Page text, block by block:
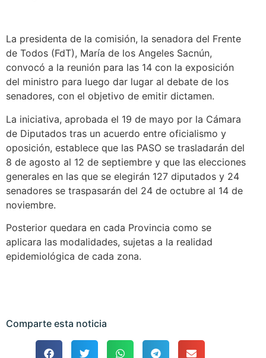
La presidenta de la comisión, la senadora del Frente
de Todos (FdT), María de los Angeles Sacnún,
convocó a la reunión para las 14 con la exposición
del ministro para luego dar lugar al debate de los
senadores, con el objetivo de emitir dictamen.
La iniciativa, aprobada el 19 de mayo por la Cámara
de Diputados tras un acuerdo entre oficialismo y
oposición, establece que las PASO se trasladarán del
8 de agosto al 12 de septiembre y que las elecciones
generales en las que se elegirán 127 diputados y 24
senadores se traspasarán del 24 de octubre al 14 de
noviembre.
Posterior quedara en cada Provincia como se
aplicara las modalidades, sujetas a la realidad
epidemiológica de cada zona.
Comparte esta noticia